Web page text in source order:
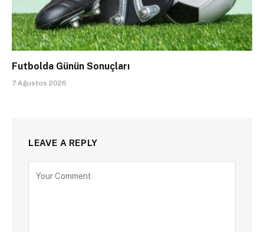
Futbolda Günün Sonuçları
7 Ağustos 2026
LEAVE A REPLY